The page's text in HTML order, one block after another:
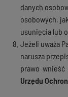
danych
osobowych,
usunięcia lub
Jeżeli uważa
narusza
prawo wnieść
Urzędu